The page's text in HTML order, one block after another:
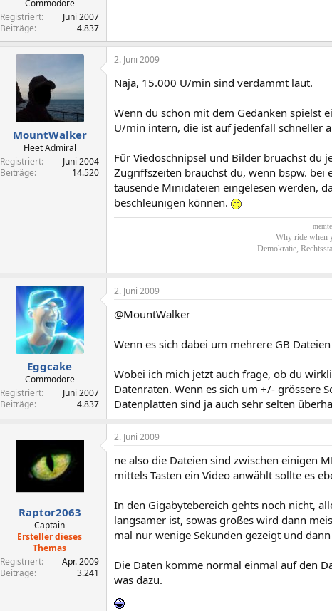
Commodore
Registriert
Juni 2007
Beiträge
4.837
MountWalker
Fleet Admiral
Registriert
Juni 2004
Beiträge
14.520
2. Juni 2009
Naja, 15.000 U/min sind verdammt laut.
Wenn du schon mit dem Gedanken spielst
U/min intern, die ist auf jedenfall schneller
Für Viedoschnipsel und Bilder bruachst du
Zugriffszeiten brauchst du, wenn bspw.
tausende Minidateien eingelesen werden,
beschleunigen können.
Why ride when
Demokratie,
Eggcake
Commodore
Registriert
Juni 2007
Beiträge
4.837
2. Juni 2009
@MountWalker
Wenn es sich dabei um mehrere GB
Wobei ich mich jetzt auch frage, ob du
Datenraten. Wenn es sich um +/- grössere
Datenplatten sind ja auch sehr selten
Raptor2063
Captain
Ersteller dieses
Themas
Registriert
Apr. 2009
Beiträge
3.241
2. Juni 2009
ne also die Dateien sind zwischen einigen
mittels Tasten ein Video anwählt sollte es
In den Gigabytebereich gehts noch nicht,
langsamer ist, sowas großes wird dann
mal nur wenige Sekunden gezeigt und
Die Daten komme normal einmal auf den
was dazu.